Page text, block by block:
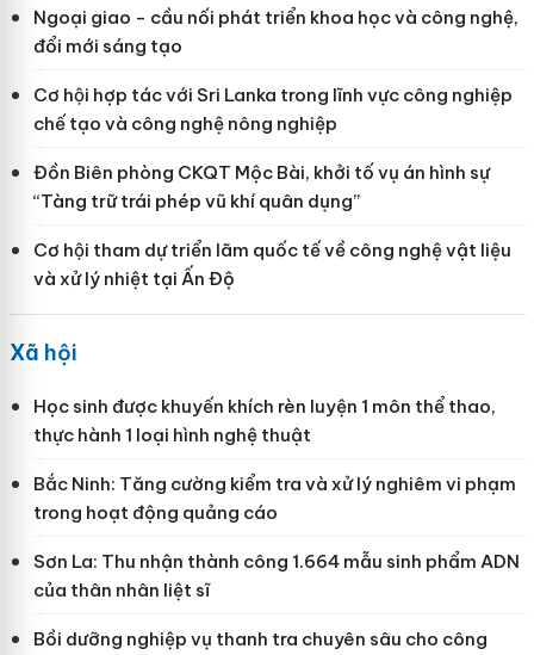
Ngoại giao - cầu nối phát triển khoa học và công nghệ,
đổi mới sáng tạo
Cơ hội hợp tác với Sri Lanka trong lĩnh vực công nghiệp
chế tạo và công nghệ nông nghiệp
Đồn Biên phòng CKQT Mộc Bài, khởi tố vụ án hình sự
“Tàng trữ trái phép vũ khí quân dụng”
Cơ hội tham dự triển lãm quốc tế về công nghệ vật liệu
và xử lý nhiệt tại Ấn Độ
Xã hội
Học sinh được khuyến khích rèn luyện 1 môn thể thao,
thực hành 1 loại hình nghệ thuật
Bắc Ninh: Tăng cường kiểm tra và xử lý nghiêm vi phạm
trong hoạt động quảng cáo
Sơn La: Thu nhận thành công 1.664 mẫu sinh phẩm ADN
của thân nhân liệt sĩ
Bồi dưỡng nghiệp vụ thanh tra chuyên sâu cho công